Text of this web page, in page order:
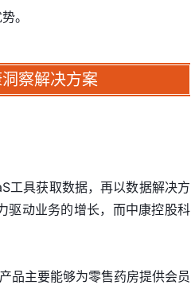
。
察解决方案
工具获取数据，再以数据解决方
驱动业务的增长，而中康控股科
品主要能够为零售药房提供会员